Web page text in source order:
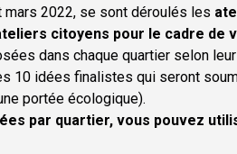
mars 2022, se sont déroulés les
citoyens pour le cadre de
dans chaque quartier selon
10 idées finalistes qui seront
portée écologique).
par quartier, vous pouvez